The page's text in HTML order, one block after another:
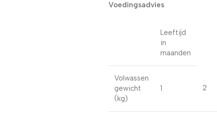
Voedingsadvies
Leeftijd
in
maanden
Volwassen
gewicht
(kg)
1 2